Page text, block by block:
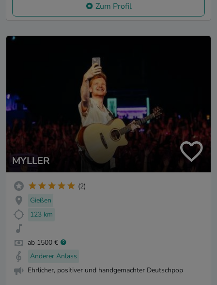
Zum Profil
MYLLER
(2)
Gießen
123 km
ab 1500 €
Anderer Anlass
Ehrlicher, positiver und handgemachter Deutschpop